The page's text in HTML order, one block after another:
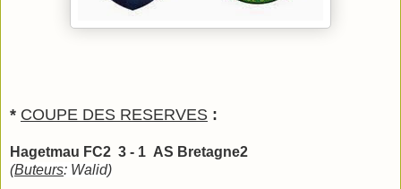
* COUPE DES RESERVES :
Hagetmau FC2 3 - 1 AS Bretagne2
(Buteurs: Walid)